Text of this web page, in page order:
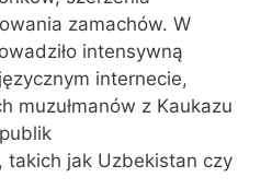
zamachów. W
intensywną
internecie,
muzułmanów z Kaukazu
takich jak Uzbekistan czy